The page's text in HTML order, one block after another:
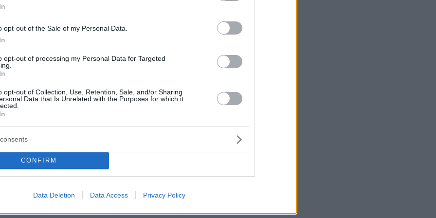
opt-out of the Sale of my Personal Data.
opt-out of processing my Personal Data for Targeted
opt-out of Collection, Use, Retention, Sale, and/or Sharing
Data that Is Unrelated with the Purposes for which it
CONFIRM
Data Deletion Data Access Privacy Policy
μορφή δερμοκαλλυντικού κερδίζουν κι άλλα
είπε σε κάμεραμαν να μην
στο πρόσωπό του για να μην
οι ρυτίδες - Δείτε βίντεο
πρόσωπό του
Χάγιεκ άβαφη - «Μετράω